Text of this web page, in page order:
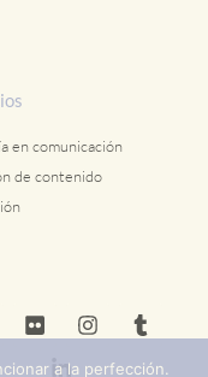
en comunicación
de contenido
a la perfección.